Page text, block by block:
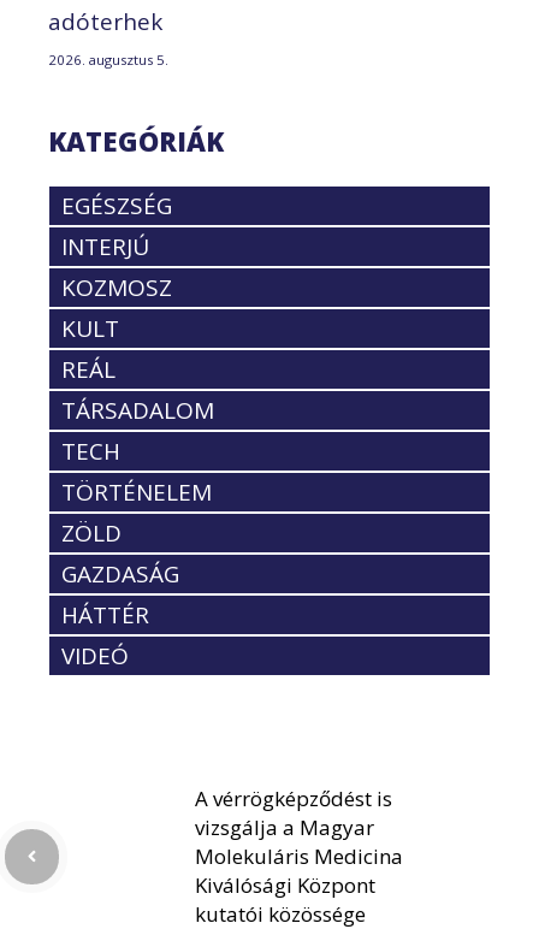
adóterhek
2026. augusztus 5.
KATEGÓRIÁK
EGÉSZSÉG
INTERJÚ
KOZMOSZ
KULT
REÁL
TÁRSADALOM
TECH
TÖRTÉNELEM
ZÖLD
GAZDASÁG
HÁTTÉR
VIDEÓ
A vérrögképződést is
vizsgálja a Magyar
Molekuláris Medicina
Kiválósági Központ
kutatói közössége